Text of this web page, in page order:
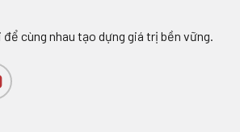
cùng nhau tạo dựng giá trị bền vững.